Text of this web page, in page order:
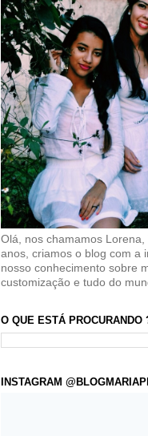
Olá, nos chamamos
anos, criamos o blog com a
nosso conhecimento sobre
customização e tudo do
O QUE ESTÁ PROCURANDO
INSTAGRAM